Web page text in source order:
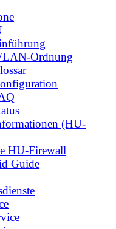
Ordnung
(HU-
HU-Firewall
Guide